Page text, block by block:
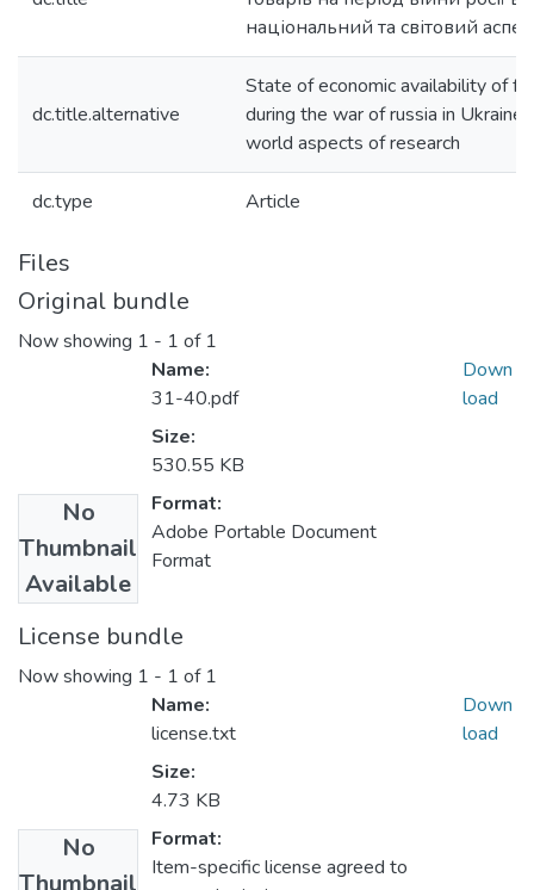
національний та світовий
dc.title.alternative
State of economic availability of
during the war of russia in Ukraine:
world aspects of research
dc.type Article
Files
Original bundle
Now showing 1 - 1 of 1
No
Thumbnail
Available
Name:
31-40.pdf
Size:
530.55 KB
Format:
Adobe Portable Document
Format
Down
load
License bundle
Now showing 1 - 1 of 1
No
Name:
license.txt
Size:
4.73 KB
Format:
Item-specific license agreed to
Down
load